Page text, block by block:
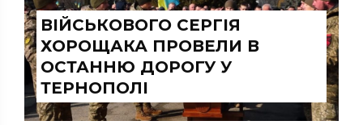
ВІЙСЬКОВОГО СЕРГІЯ
ХОРОЩАКА ПРОВЕЛИ В
ОСТАННЮ ДОРОГУ У
ТЕРНОПОЛІ